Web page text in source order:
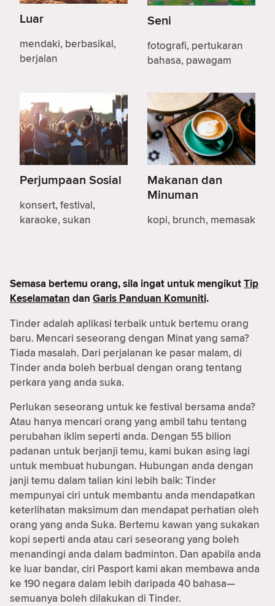
Luar
mendaki, berbasikal,
berjalan
Seni
fotografi, pertukaran
bahasa, pawagam
Perjumpaan Sosial
konsert, festival,
karaoke, sukan
Makanan dan
Minuman
kopi, brunch, memasak
Semasa bertemu orang, sila ingat untuk mengikutTip
Keselamatan dan Garis Panduan Komuniti.
Tinder adalah aplikasi terbaik untuk bertemu orang
baru. Mencari seseorang dengan Minat yang sama?
Tiada masalah. Dari perjalanan ke pasar malam, di
Tinder anda boleh berbual dengan orang tentang
perkara yang anda suka.
Perlukan seseorang untuk ke festival bersama anda?
Atau hanya mencari orang yang ambil tahu tentang
perubahan iklim seperti anda. Dengan 55 bilion
padanan untuk berjanji temu, kami bukan asing lagi
untuk membuat hubungan. Hubungan anda dengan
janji temu dalam talian kini lebih baik: Tinder
mempunyai ciri untuk membantu anda mendapatkan
keterlihatan maksimum dan mendapat perhatian oleh
orang yang anda Suka. Bertemu kawan yang sukakan
kopi seperti anda atau cari seseorang yang boleh
menandingi anda dalam badminton. Dan apabila anda
ke luar bandar, ciri Pasport kami akan membawa anda
ke 190 negara dalam lebih daripada 40 bahasa—
semuanya boleh dilakukan di Tinder.